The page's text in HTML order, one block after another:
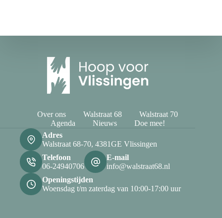
Over ons Walstraat 68
Walstraat 70
Agenda
Nieuws
Doe mee!
Adres
Walstraat 68-70, 4381GE Vlissingen
Telefoon
06-24940706
E-mail
info@walstraat68.nl
Openingstijden
Woensdag t/m zaterdag van 10:00-17:00 uur